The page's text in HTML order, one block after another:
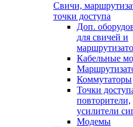
Свичи,
точки доступа
Доп.
для свичей и
Кабельные
Коммутаторы
Точки
повторители,
усилители
Модемы